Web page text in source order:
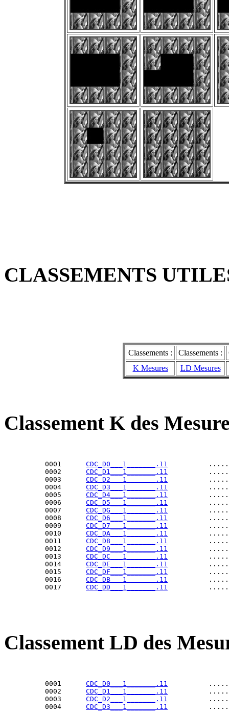
CLASSEMENTS
Classements : Classements :
K Mesures
LD Mesures
Classement K des
          0001
CDC_D0___1_______.11
          0002
CDC_D1___1_______.11
          0003
CDC_D2___1_______.11
          0004
CDC_D3___1_______.11
          0005
CDC_D4___1_______.11
          0006
CDC_D5___1_______.11
          0007
CDC_DG___1_______.11
          0008
CDC_D6___1_______.11
          0009
CDC_D7___1_______.11
          0010
CDC_DA___1_______.11
          0011
CDC_D8___1_______.11
          0012
CDC_D9___1_______.11
          0013
CDC_DC___1_______.11
          0014
CDC_DE___1_______.11
          0015
CDC_DF___1_______.11
          0016
CDC_DB___1_______.11
          0017
CDC_DD___1_______.11
Classement LD des
          0001
CDC_D0___1_______.11
          0002
CDC_D1___1_______.11
          0003
CDC_D2___1_______.11
          0004
CDC_D3___1_______.11